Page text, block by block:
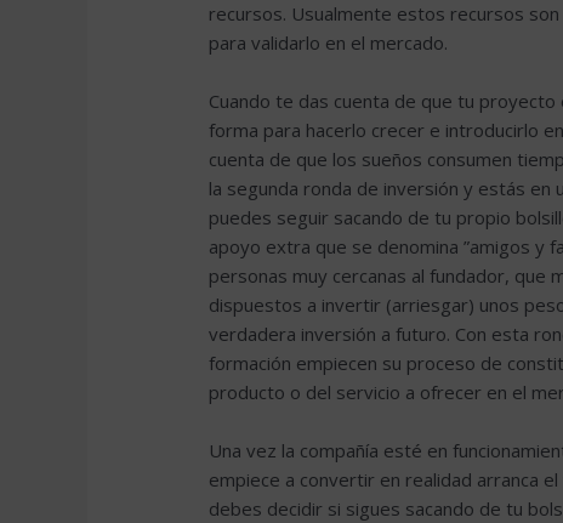
recursos. Usualmente estos recursos
para validarlo en el mercado.
Cuando te das cuenta de que tu
forma para hacerlo crecer e introducirlo
cuenta de que los sueños consumen
la segunda ronda de inversión y estás
puedes seguir sacando de tu propio
apoyo extra que se denomina ”amigos y
personas muy cercanas al fundador, que
dispuestos a invertir (arriesgar) unos
verdadera inversión a futuro. Con esta
formación empiecen su proceso de
producto o del servicio a ofrecer en el
Una vez la compañía esté en
empiece a convertir en realidad arranca
debes decidir si sigues sacando de tu